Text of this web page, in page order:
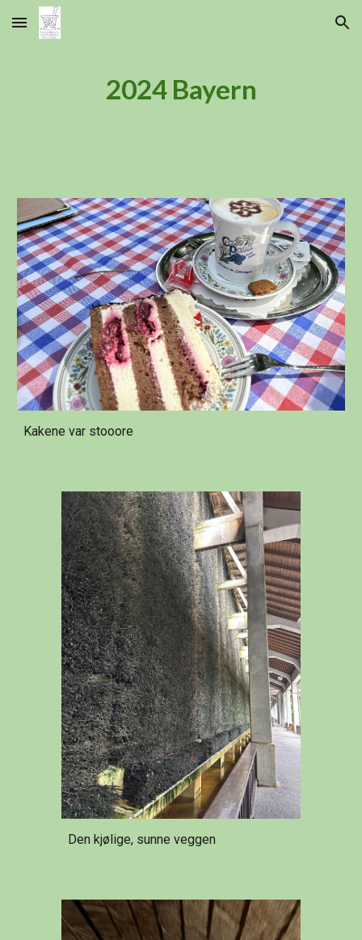
Skip to main content Skip to navigation
2024 Bayern
Kakene var stooore
Den kjølige, sunne veggen